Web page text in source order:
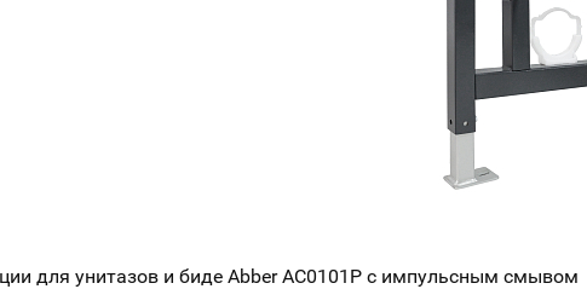
для унитазов и биде Abber AC0101P с импульсным смывом